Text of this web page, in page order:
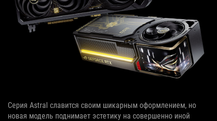
Серия Astral славится своим шикарным оформлением, но
новая модель поднимает эстетику на совершенно иной